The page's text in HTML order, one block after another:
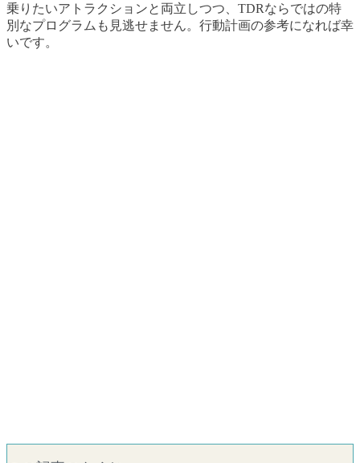
乗りたいアトラクションと両立しつつ、TDRならではの特
別なプログラムも見逃せません。行動計画の参考になれば幸
いです。